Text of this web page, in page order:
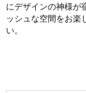
にデザインの神様が
ッシュな空間をお楽
い。